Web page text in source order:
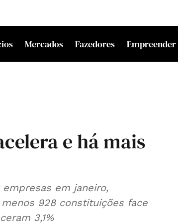
Mercados Fazedores Empreender
e há mais
empresas em janeiro,
928 constituições face
3,1%